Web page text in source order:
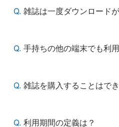
Q. 雑誌は一度ダウンロード
Q. 手持ちの他の端末でも利用
Q. 雑誌を購入することはで
Q. 利用期間の定義は？